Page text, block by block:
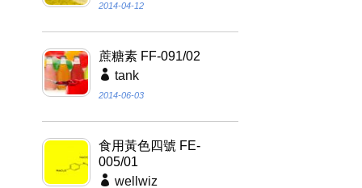
2014-04-12
蔗糖素 FF-091/02
tank
2014-06-03
食用黃色四號 FE-
005/01
wellwiz